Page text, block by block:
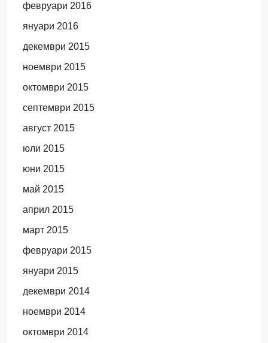
февруари 2016
януари 2016
декември 2015
ноември 2015
октомври 2015
септември 2015
август 2015
юли 2015
юни 2015
май 2015
април 2015
март 2015
февруари 2015
януари 2015
декември 2014
ноември 2014
октомври 2014